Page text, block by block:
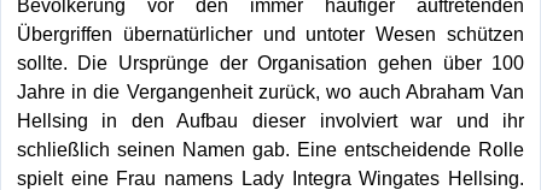
Bevölkerung vor den immer häufiger auftretenden
Übergriffen übernatürlicher und untoter Wesen schützen
sollte. Die Ursprünge der Organisation gehen über 100
Jahre in die Vergangenheit zurück, wo auch Abraham Van
Hellsing in den Aufbau dieser involviert war und ihr
schließlich seinen Namen gab. Eine entscheidende Rolle
spielt eine Frau namens Lady Integra Wingates Hellsing.